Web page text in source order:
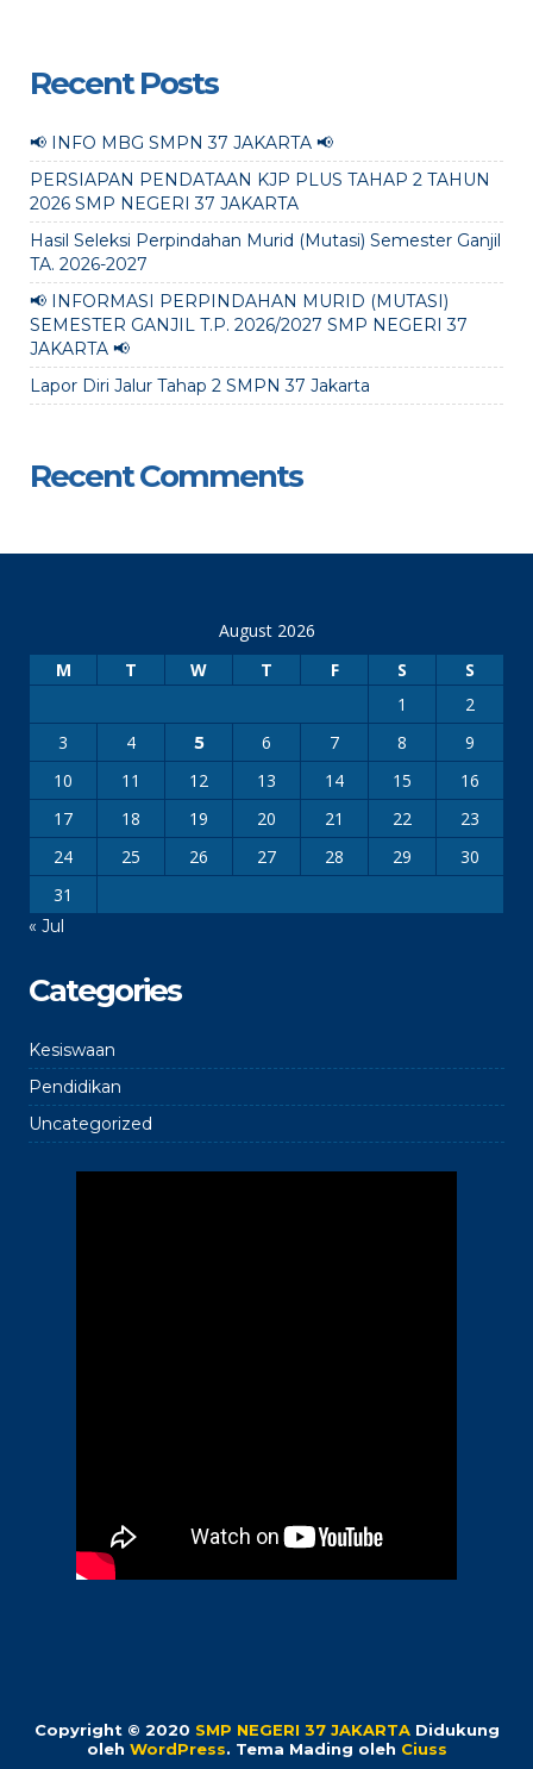
Recent Posts
📢 INFO MBG SMPN 37 JAKARTA 📢
PERSIAPAN PENDATAAN KJP PLUS TAHAP 2 TAHUN
2026 SMP NEGERI 37 JAKARTA
Hasil Seleksi Perpindahan Murid (Mutasi) Semester Ganjil
TA. 2026-2027
📢 INFORMASI PERPINDAHAN MURID (MUTASI)
SEMESTER GANJIL T.P. 2026/2027 SMP NEGERI 37
JAKARTA 📢
Lapor Diri Jalur Tahap 2 SMPN 37 Jakarta
Recent Comments
August 2026
M
T W T F S
S
1
2
3
4 5 6 7 8
9
10
11 12 13 14 15
16
17
18 19 20 21 22
23
24
25 26 27 28 29
30
31
« Jul
Categories
Kesiswaan
Pendidikan
Uncategorized
Copyright © 2020 SMP NEGERI 37 JAKARTADidukung
oleh WordPress. Tema Mading oleh Ciuss